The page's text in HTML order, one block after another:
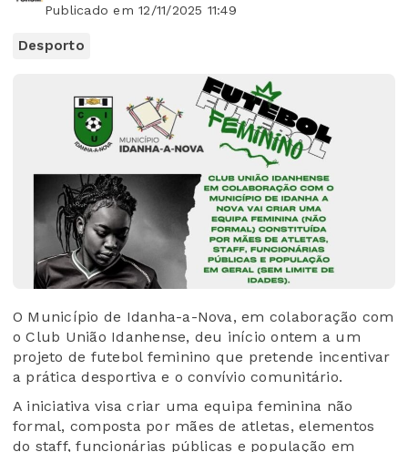
Publicado em 12/11/2025 11:49
Desporto
O Município de Idanha-a-Nova, em colaboração com
o Club União Idanhense, deu início ontem a um
projeto de futebol feminino que pretende incentivar
a prática desportiva e o convívio comunitário.
A iniciativa visa criar uma equipa feminina não
formal, composta por mães de atletas, elementos
do staff, funcionárias públicas e população em